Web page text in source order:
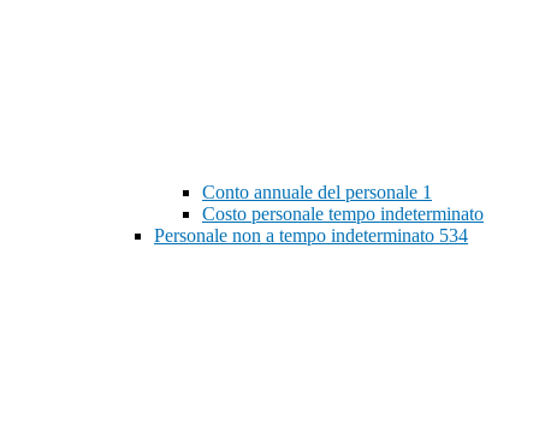
Conto annuale del personale 1
Costo personale tempo indeterminato
Personale non a tempo indeterminato 534